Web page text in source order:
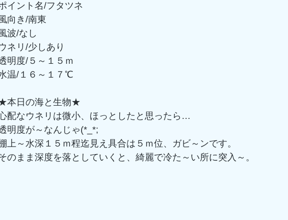
イント名/フタツネ
向き/南東
波/なし
ネリ/少しあり
明度/５～１５ｍ
温/１６～１７℃
本日の海と生物★
配なウネリは微小、ほっとしたと思ったら…
明度が～なんじゃ(*_*;
上～水深１５ｍ程迄見え具合は５ｍ位、ガビ～ンです。
のまま深度を落としていくと、綺麗で冷た～い所に突入～。